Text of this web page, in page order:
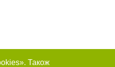
Також